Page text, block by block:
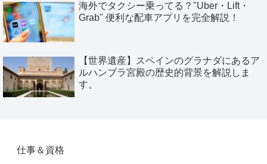
海外でタクシー乗ってる？"Uber・Lift・
Grab" 便利な配車アプリを完全解説！
【世界遺産】スペインのグラナダにあるア
ルハンブラ宮殿の歴史的背景を解説しま
す。
仕事＆資格